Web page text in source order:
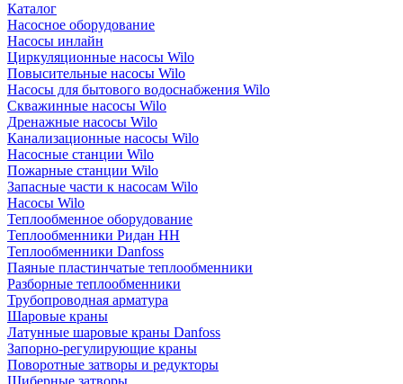
Каталог
Насосное оборудование
Насосы инлайн
Циркуляционные насосы Wilo
Повысительные насосы Wilo
Насосы для бытового водоснабжения Wilo
Скважинные насосы Wilo
Дренажные насосы Wilo
Канализационные насосы Wilo
Насосные станции Wilo
Пожарные станции Wilo
Запасные части к насосам Wilo
Насосы Wilo
Теплообменное оборудование
Теплообменники Ридан НН
Теплообменники Danfoss
Паяные пластинчатые теплообменники
Разборные теплообменники
Трубопроводная арматура
Шаровые краны
Латунные шаровые краны Danfoss
Запорно-регулирующие краны
Поворотные затворы и редукторы
Шиберные затворы